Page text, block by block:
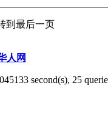
到最后一页
人网
second(s), 25